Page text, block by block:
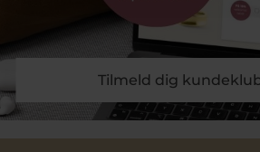
Tilmeld dig